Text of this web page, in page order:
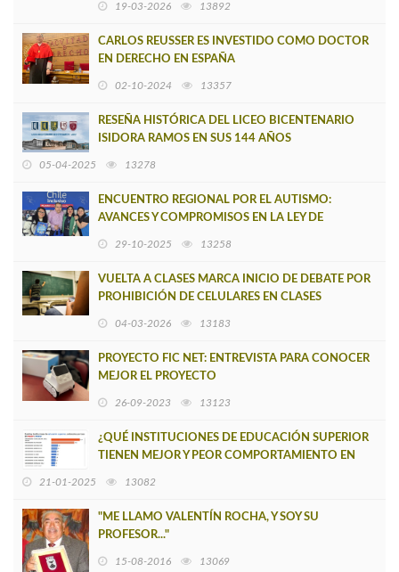
19-03-2026 13892
CARLOS REUSSER ES INVESTIDO COMO DOCTOR
EN DERECHO EN ESPAÑA
02-10-2024 13357
RESEÑA HISTÓRICA DEL LICEO BICENTENARIO
ISIDORA RAMOS EN SUS 144 AÑOS
05-04-2025 13278
ENCUENTRO REGIONAL POR EL AUTISMO:
AVANCES Y COMPROMISOS EN LA LEY DE
29-10-2025 13258
VUELTA A CLASES MARCA INICIO DE DEBATE POR
PROHIBICIÓN DE CELULARES EN CLASES
04-03-2026 13183
PROYECTO FIC NET: ENTREVISTA PARA CONOCER
MEJOR EL PROYECTO
26-09-2023 13123
¿QUÉ INSTITUCIONES DE EDUCACIÓN SUPERIOR
TIENEN MEJOR Y PEOR COMPORTAMIENTO EN
21-01-2025 13082
"ME LLAMO VALENTÍN ROCHA, Y SOY SU
PROFESOR..."
15-08-2016 13069